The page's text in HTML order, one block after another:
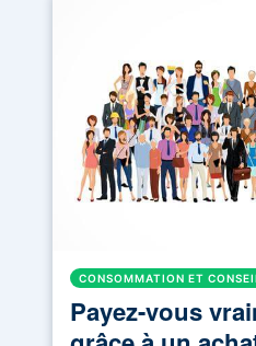
CONSOMMATION ET
Payez-vous